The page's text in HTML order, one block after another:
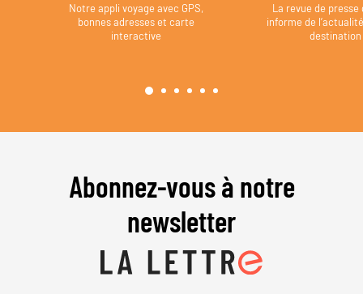
Notre appli voyage avec GPS,
bonnes adresses et carte
interactive
La revue de presse
informe de
destination
Abonnez-vous à notre
newsletter